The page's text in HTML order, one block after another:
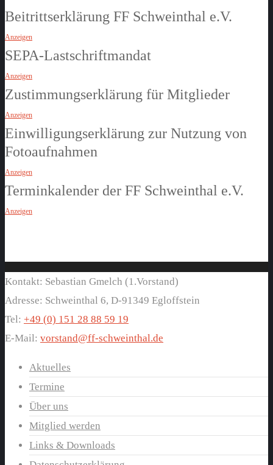
Beitrittserklärung FF Schweinthal e.V.
Anzeigen
SEPA-Lastschriftmandat
Anzeigen
Zustimmungserklärung für Mitglieder
Anzeigen
Einwilligungserklärung zur Nutzung von
Fotoaufnahmen
Anzeigen
Terminkalender der FF Schweinthal e.V.
Anzeigen
Kontakt: Sebastian Gmelch (1.Vorstand)
Adresse: Schweinthal 6, D-91349 Egloffstein
Tel: +49 (0) 151 28 88 59 19
E-Mail: vorstand@ff-schweinthal.de
Aktuelles
Termine
Über uns
Mitglied werden
Links & Downloads